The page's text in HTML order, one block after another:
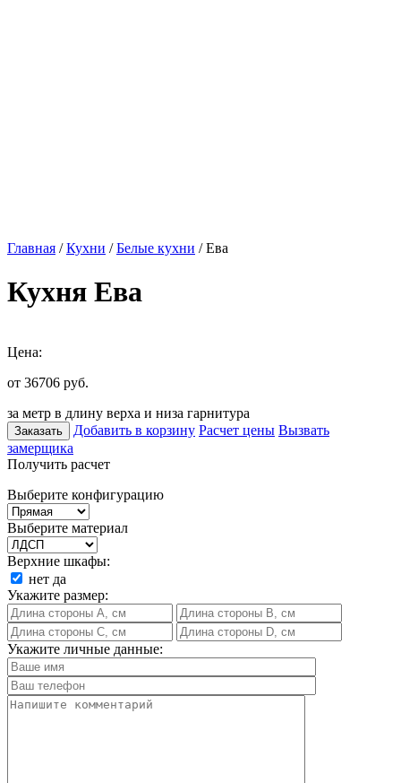
Главная /Кухни /Белые кухни / Ева
Кухня Ева
Цена:
от 36706 руб.
за метр в длину верха и низа гарнитура
Заказать Добавить в корзину Расчет цены Вызвать
замерщика
Получить расчет
Выберите конфигурацию
Выберите материал
Верхние шкафы:
нет да
Укажите размер:
Укажите личные данные: